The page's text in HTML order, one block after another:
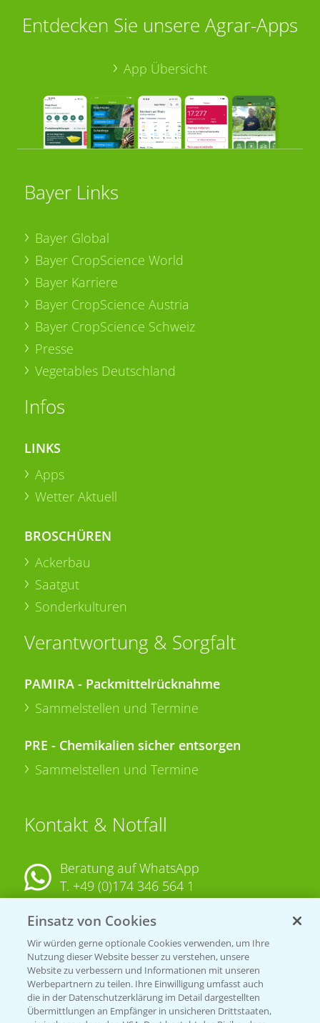
Entdecken Sie unsere Agrar-Apps
App Übersicht
Bayer Links
Bayer Global
Bayer CropScience World
Bayer Karriere
Bayer CropScience Austria
Bayer CropScience Schweiz
Presse
Vegetables Deutschland
Infos
LINKS
Apps
Wetter Aktuell
BROSCHÜREN
Ackerbau
Saatgut
Sonderkulturen
Verantwortung & Sorgfalt
PAMIRA - Packmittelrücknahme
Sammelstellen und Termine
PRE - Chemikalien sicher entsorgen
Sammelstellen und Termine
Kontakt & Notfall
Beratung auf WhatsApp
T. +49 (0)174 346 564 1
KONTAKT
Hilfe in Notfällen
T.+49 (0)214/30-20220
Einsatz von Cookies
Wir würden gerne optionale Cookies verwenden, um Ihre
Nutzung dieser Website besser zu verstehen, unsere
Website zu verbessern und Informationen mit unseren
Werbepartnern zu teilen. Ihre Einwilligung umfasst auch
die in der Datenschutzerklärung im Detail dargestellten
Übermittlungen an Empfänger in unsicheren Drittstaaten,